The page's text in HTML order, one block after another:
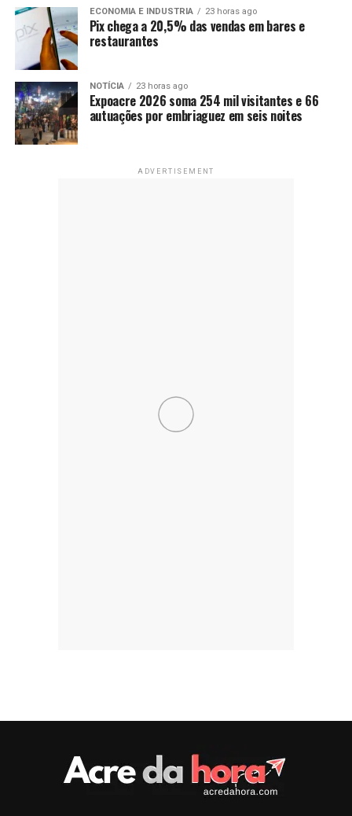
ECONOMIA E INDUSTRIA 23 horas ago
Pix chega a 20,5% das vendas em bares e
restaurantes
NOTÍCIA 23 horas ago
Expoacre 2026 soma 254 mil visitantes e 66
autuações por embriaguez em seis noites
ADVERTISEMENT